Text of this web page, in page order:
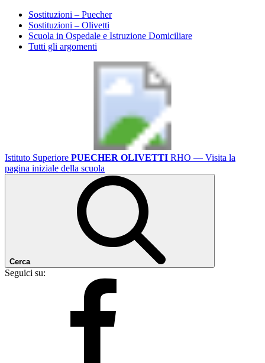
Sostituzioni – Puecher
Sostituzioni – Olivetti
Scuola in Ospedale e Istruzione Domiciliare
Tutti gli argomenti
Istituto Superiore PUECHER OLIVETTI RHO — Visita la
pagina iniziale della scuola
Cerca
Seguici su: